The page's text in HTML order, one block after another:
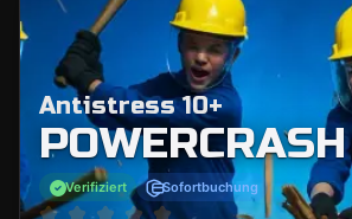
Antistress 10+
POWERCRASH
Verifiziert Sofortbuchung